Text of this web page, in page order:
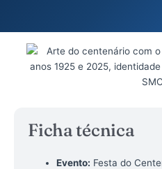
Ficha técnica
Evento: Festa do